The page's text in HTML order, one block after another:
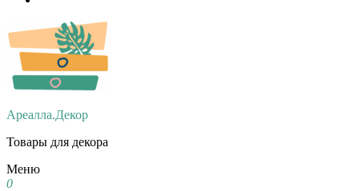
Ареалла.Декор
Товары для декора
Меню
0